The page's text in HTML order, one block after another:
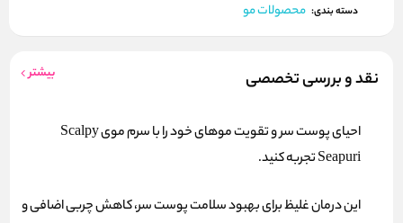
دسته بندی: محصولات مو
نقد و بررسی تخصصی بیشتر
احیای پوست سر و تقویت موهای خود را با سرم موی Scalpy
Seapuri تجربه کنید.
این درمان غلیظ برای بهبود سلامت پوست سر، کاهش چربی اضافی و